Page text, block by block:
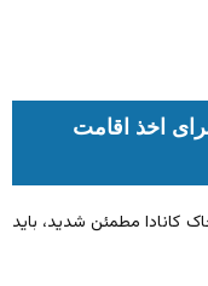
اخذ اقامت
کانادا مطمئن شدید، باید